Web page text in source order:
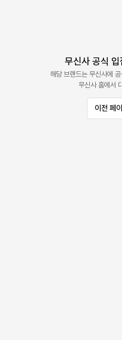
무신사 공식
해당 브랜드는 무신사에
무신사 홈에서
이전 페